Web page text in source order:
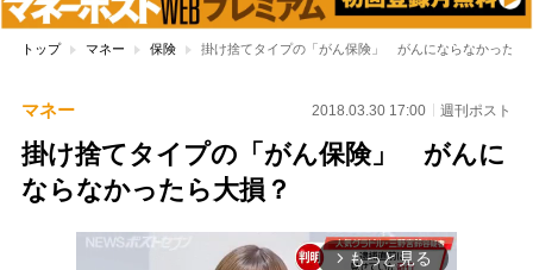
トップ マネー 保険 掛け捨てタイプの「がん保険」 がんにならなかったら
マネー 2018.03.30 17:00 週刊ポスト
掛け捨てタイプの「がん保険」 がんに
ならなかったら大損？
arrow_forward_ios もっと見る